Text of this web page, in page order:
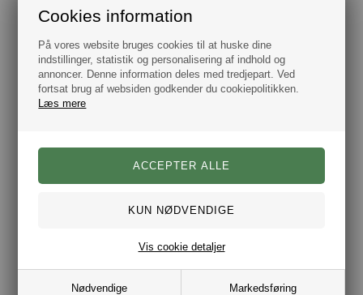
Cookies information
På vores website bruges cookies til at huske dine
indstillinger, statistik og personalisering af indhold og
annoncer. Denne information deles med tredjepart. Ved
fortsat brug af websiden godkender du cookiepolitikken.
Læs mere
Nødvendige Markedsføring
Vis cookie detaljer
DKK 699,00
DKK 999,00